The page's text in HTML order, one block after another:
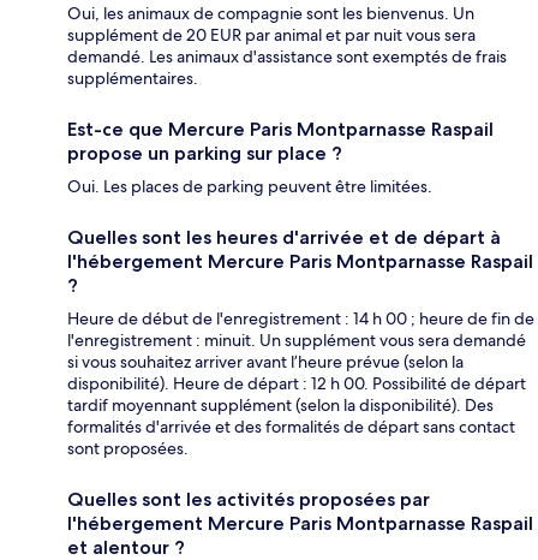
Oui, les animaux de compagnie sont les bienvenus. Un
supplément de 20 EUR par animal et par nuit vous sera
demandé. Les animaux d'assistance sont exemptés de frais
supplémentaires.
Est-ce que Mercure Paris Montparnasse Raspail
propose un parking sur place ?
Oui. Les places de parking peuvent être limitées.
Quelles sont les heures d'arrivée et de départ à
l'hébergement Mercure Paris Montparnasse Raspail
?
Heure de début de l'enregistrement : 14 h 00 ; heure de fin de
l'enregistrement : minuit. Un supplément vous sera demandé
si vous souhaitez arriver avant l’heure prévue (selon la
disponibilité). Heure de départ : 12 h 00. Possibilité de départ
tardif moyennant supplément (selon la disponibilité). Des
formalités d'arrivée et des formalités de départ sans contact
sont proposées.
Quelles sont les activités proposées par
l'hébergement Mercure Paris Montparnasse Raspail
et alentour ?